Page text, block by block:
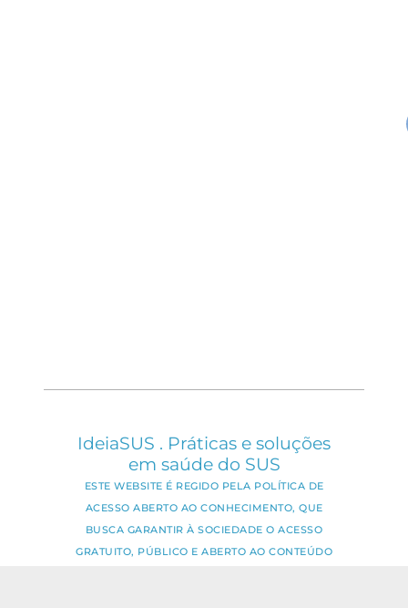
IdeiaSUS . Práticas e soluções
em saúde do SUS
ESTE WEBSITE É REGIDO PELA POLÍTICA DE
ACESSO ABERTO AO CONHECIMENTO, QUE
BUSCA GARANTIR À SOCIEDADE O ACESSO
GRATUITO, PÚBLICO E ABERTO AO CONTEÚDO